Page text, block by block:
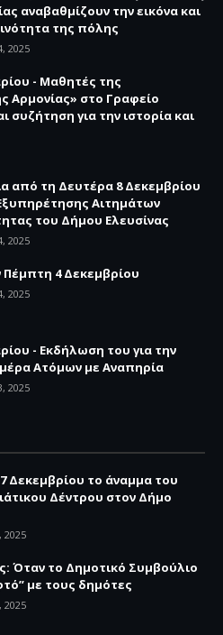
αναβαθμίζουν την εικόνα και
της πόλης
2025
- Μαθητές της
Αρμονίας» στο Γραφείο
συζήτηση για την ιστορία και
από τη Δευτέρα 8 Δεκεμβρίου
Αιτημάτων
του Δήμου Ελευσίνας
2025
Πέμπτη 4 Δεκεμβρίου
2025
- Εκδήλωση του για την
Ατόμων με Αναπηρία
2025
Δεκεμβρίου το άναμμα του
Δέντρου στον Δήμο
2025
Όταν το Δημοτικό Συμβούλιο
με τους δημότες
2025